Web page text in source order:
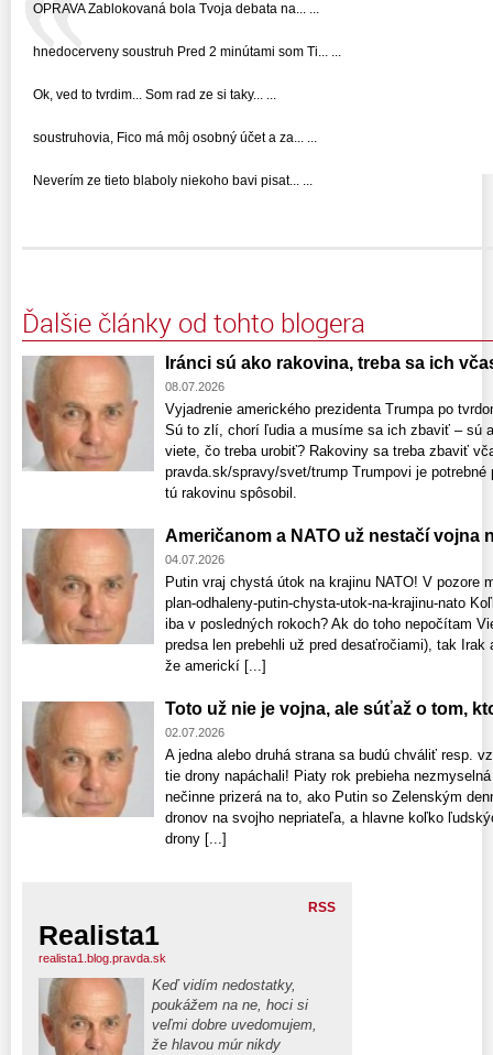
OPRAVA Zablokovaná bola Tvoja debata na... ...
hnedocerveny soustruh Pred 2 minútami som Ti... ...
Ok, ved to tvrdim... Som rad ze si taky... ...
soustruhovia, Fico má môj osobný účet a za... ...
Neverím ze tieto blaboly niekoho bavi pisat... ...
Ďalšie články od tohto blogera
Iránci sú ako rakovina, treba sa ich
08.07.2026
Vyjadrenie amerického prezidenta Trumpa po
Sú to zlí, chorí ľudia a musíme sa ich zbaviť – sú
viete, čo treba urobiť? Rakoviny sa treba zbaviť
pravda.sk/spravy/svet/trump Trumpovi je
tú rakovinu spôsobil.
Američanom a NATO už nestačí vojna
04.07.2026
Putin vraj chystá útok na krajinu NATO! V
plan-odhaleny-putin-chysta-utok-na-krajinu-nato
iba v posledných rokoch? Ak do toho nepočítam
predsa len prebehli už pred desaťročiami), tak
že americkí [...]
Toto už nie je vojna, ale súťaž o tom,
02.07.2026
A jedna alebo druhá strana sa budú chváliť resp.
tie drony napáchali! Piaty rok prebieha
nečinne prizerá na to, ako Putin so Zelenským
dronov na svojho nepriateľa, a hlavne koľko
drony [...]
RSS
Realista1
realista1.blog.pravda.sk
Keď vidím nedostatky,
poukážem na ne, hoci si
veľmi dobre uvedomujem,
že hlavou múr nikdy